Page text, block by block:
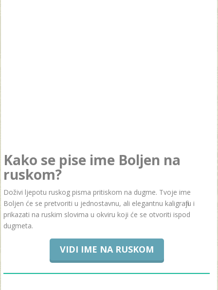
Kako se pise ime Boljen na
ruskom?
Doživi ljepotu ruskog pisma pritiskom na dugme. Tvoje ime
Boljen će se pretvoriti u jednostavnu, ali elegantnu kaligrafiju i
prikazati na ruskim slovima u okviru koji će se otvoriti ispod
dugmeta.
VIDI IME NA RUSKOM